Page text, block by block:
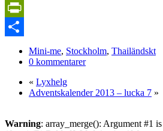
Copy
Link
PrintFriendly
Mini-me, Stockholm, Thailändskt
0 kommentarer
« Lyxhelg
Adventskalender 2013 – lucka 7 »
Warning: array_merge(): Argument #1